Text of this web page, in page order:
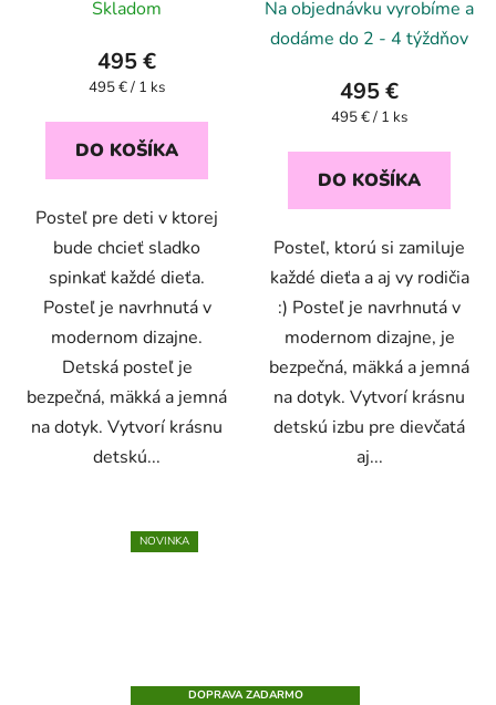
Skladom
495 €
Jednotková
495 € / 1 ks
DO KOŠÍKA
Posteľ pre deti v ktorej
bude chcieť sladko
spinkať každé dieťa.
Posteľ je navrhnutá v
modernom dizajne.
Detská posteľ je
bezpečná, mäkká a jemná
na dotyk. Vytvorí krásnu
detskú...
Na objednávku vyrobíme a
dodáme do 2 - 4 týždňov
495 €
Jednotková
495 € / 1 ks
DO KOŠÍKA
Posteľ, ktorú si zamiluje
každé dieťa a aj vy rodičia
:) Posteľ je navrhnutá v
modernom dizajne, je
bezpečná, mäkká a jemná
na dotyk. Vytvorí krásnu
detskú izbu pre dievčatá
aj...
NOVINKA
DOPRAVA ZADARMO